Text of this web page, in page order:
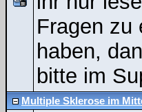
Fragen zu
haben,
bitte im
Multiple Sklerose im